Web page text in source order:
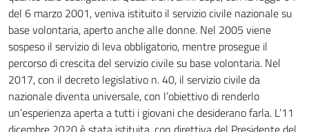
del 6 marzo 2001, veniva istituito il servizio civile nazionale su
base volontaria, aperto anche alle donne. Nel 2005 viene
sospeso il servizio di leva obbligatorio, mentre prosegue il
percorso di crescita del servizio civile su base volontaria. Nel
2017, con il decreto legislativo n. 40, il servizio civile da
nazionale diventa universale, con l’obiettivo di renderlo
un’esperienza aperta a tutti i giovani che desiderano farla. L’11